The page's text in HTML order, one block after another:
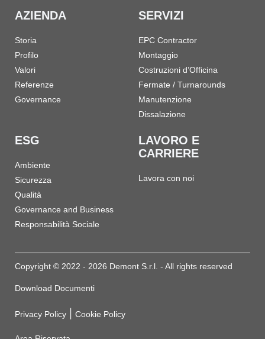
AZIENDA
Storia
Profilo
Valori
Referenze
Governance
SERVIZI
EPC Contractor
Montaggio
Costruzioni d’Officina
Fermate / Turnarounds
Manutenzione
Dissalazione
ESG
Ambiente
Sicurezza
Qualità
Governance and Business
Responsabilità Sociale
LAVORO E
CARRIERE
Lavora con noi
Copyright © 2022 - 2026 Demont S.r.l. - All rights reserved
Download Documenti
Privacy Policy Cookie Policy